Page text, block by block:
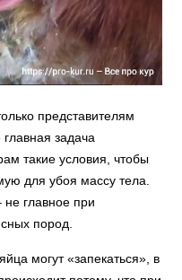
представителям
задача
такие условия, чтобы
для убоя массу тела.
не главное при
пород.
могут «запекаться», в